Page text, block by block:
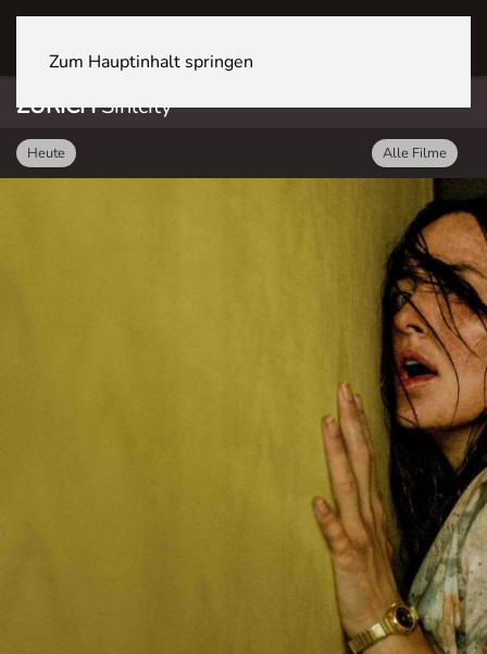
Zum Hauptinhalt springen
ZÜRICHSihlcity
Heute Alle Filme